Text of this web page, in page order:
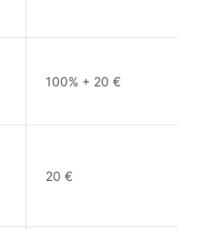
100% + 20 €
20 €